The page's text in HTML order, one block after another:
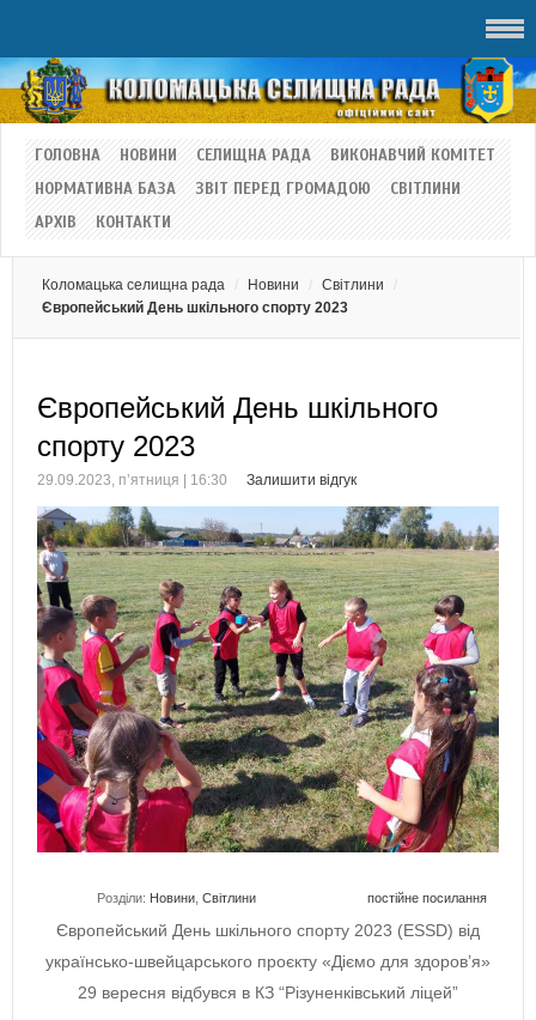
ГОЛОВНА НОВИНИ СЕЛИЩНА РАДА
ВИКОНАВЧИЙ КОМІТЕТ
НОРМАТИВНА БАЗА
ЗВІТ ПЕРЕД ГРОМАДОЮ
СВІТЛИНИ
АРХІВ
КОНТАКТИ
Коломацька селищна рада Новини
Світлини
Європейський День шкільного спорту 2023
Європейський День шкільного
спорту 2023
29.09.2023, п’ятниця | 16:30 Залишити відгук
Розділи: Новини Світлини постійне посилання
Європейський День шкільного спорту 2023 (ESSD) від
українсько-швейцарського проєкту «Діємо для здоров’я»
29 вересня відбувся в КЗ “Різуненківський ліцей”